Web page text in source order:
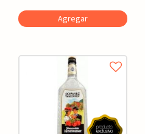
Agregar